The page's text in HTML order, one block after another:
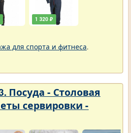
1 320 ₽
для спорта и фитнеса.
Посуда - Столовая
сервировки -